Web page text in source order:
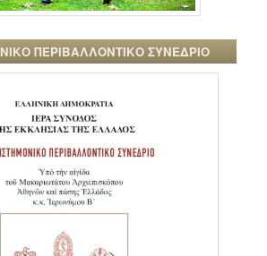
ΠΕΡΙΒΑΛΛΟΝΤΙΚΟ ΣΥΝΕΔΡΙΟ